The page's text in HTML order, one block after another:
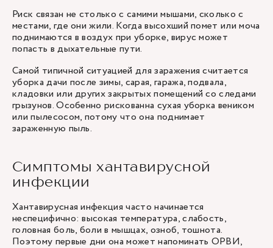
Риск связан не столько с самими мышами, сколько с
местами, где они жили. Когда высохший помет или моча
поднимаются в воздух при уборке, вирус может
попасть в дыхательные пути.
Самой типичной ситуацией для заражения считается
уборка дачи после зимы, сарая, гаража, подвала,
кладовки или других закрытых помещений со следами
грызунов. Особенно рискованна сухая уборка веником
или пылесосом, потому что она поднимает
зараженную пыль.
Симптомы хантавирусной
инфекции
Хантавирусная инфекция часто начинается
неспецифично: высокая температура, слабость,
головная боль, боли в мышцах, озноб, тошнота.
Поэтому первые дни она может напоминать ОРВИ,